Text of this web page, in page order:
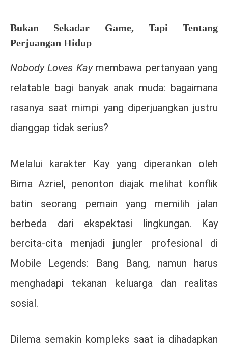
Bukan Sekadar Game, Tapi Tentang
Perjuangan Hidup
Nobody Loves Kaymembawa pertanyaan yang
relatable bagi banyak anak muda: bagaimana
rasanya saat mimpi yang diperjuangkan justru
dianggap tidak serius?
Melalui karakter Kay yang diperankan oleh
Bima Azriel, penonton diajak melihat konflik
batin seorang pemain yang memilih jalan
berbeda dari ekspektasi lingkungan. Kay
bercita-cita menjadi jungler profesional di
Mobile Legends: Bang Bang, namun harus
menghadapi tekanan keluarga dan realitas
sosial.
Dilema semakin kompleks saat ia dihadapkan